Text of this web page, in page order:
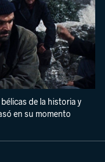
de la historia y
en su momento